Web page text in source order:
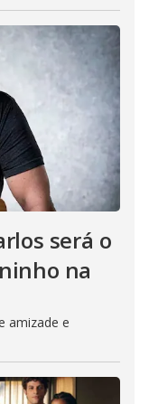
será o
na
amizade e